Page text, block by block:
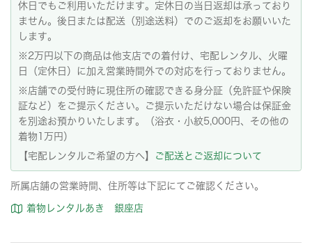
休日でもご利用いただけます。定休日の当日返却は承っており
ません。後日または配送（別途送料）でのご返却をお願いいた
します。
※2万円以下の商品は他支店での着付け、宅配レンタル、火曜
日（定休日）に加え営業時間外での対応を行っておりません。
※店舗での受付時に現住所の確認できる身分証（免許証や保険
証など）をご提示ください。ご提示いただけない場合は保証金
を別途お預かりいたします。（浴衣・小紋5,000円、その他の
着物1万円）
【宅配レンタルご希望の方へ】
ご配送とご返却について
所属店舗の営業時間、住所等は下記にてご確認ください。
着物レンタルあき 銀座店